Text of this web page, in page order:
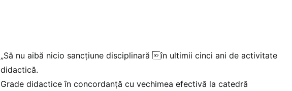
„Să nu aibă nicio sancțiune disciplinară în ultimii cinci ani de activitate
didactică.
Grade didactice în concordanță cu vechimea efectivă la catedră